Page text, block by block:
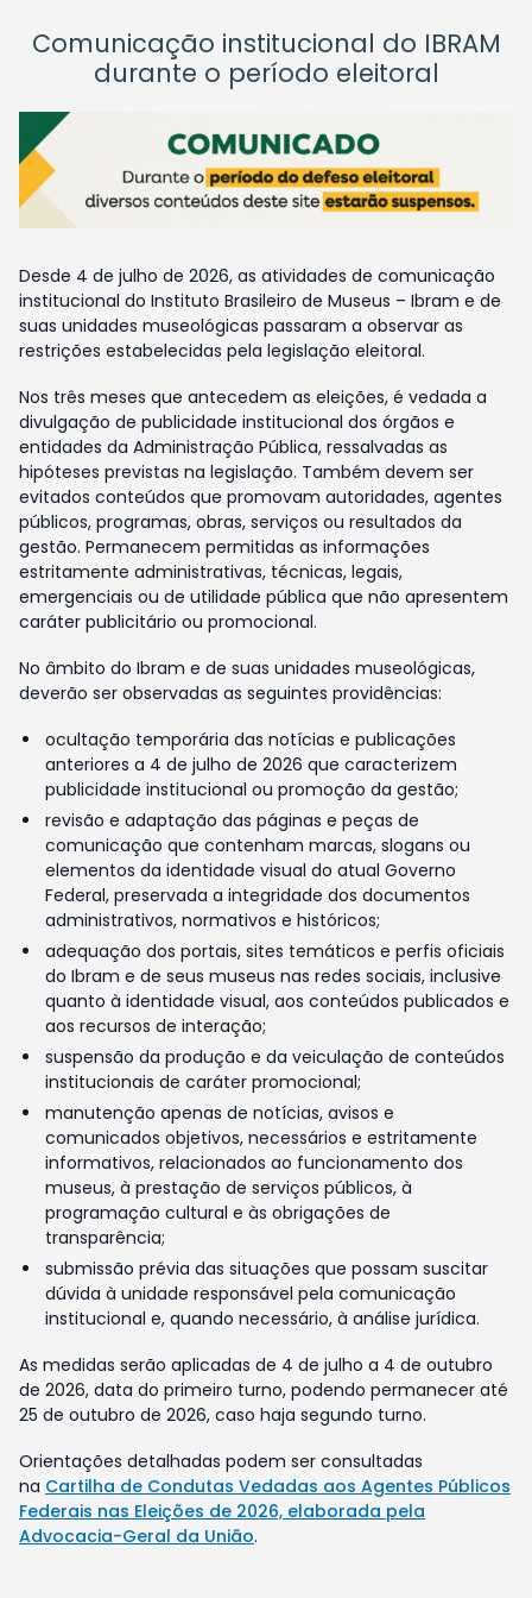
Comunicação institucional do IBRAM
durante o período eleitoral
Desde 4 de julho de 2026, as atividades de comunicação
institucional do Instituto Brasileiro de Museus – Ibram e de
suas unidades museológicas passaram a observar as
restrições estabelecidas pela legislação eleitoral.
Nos três meses que antecedem as eleições, é vedada a
divulgação de publicidade institucional dos órgãos e
entidades da Administração Pública, ressalvadas as
hipóteses previstas na legislação. Também devem ser
evitados conteúdos que promovam autoridades, agentes
públicos, programas, obras, serviços ou resultados da
gestão. Permanecem permitidas as informações
estritamente administrativas, técnicas, legais,
emergenciais ou de utilidade pública que não apresentem
caráter publicitário ou promocional.
No âmbito do Ibram e de suas unidades museológicas,
deverão ser observadas as seguintes providências:
ocultação temporária das notícias e publicações
anteriores a 4 de julho de 2026 que caracterizem
publicidade institucional ou promoção da gestão;
revisão e adaptação das páginas e peças de
comunicação que contenham marcas, slogans ou
elementos da identidade visual do atual Governo
Federal, preservada a integridade dos documentos
administrativos, normativos e históricos;
adequação dos portais, sites temáticos e perfis oficiais
do Ibram e de seus museus nas redes sociais, inclusive
quanto à identidade visual, aos conteúdos publicados e
aos recursos de interação;
suspensão da produção e da veiculação de conteúdos
institucionais de caráter promocional;
manutenção apenas de notícias, avisos e
comunicados objetivos, necessários e estritamente
informativos, relacionados ao funcionamento dos
museus, à prestação de serviços públicos, à
programação cultural e às obrigações de
transparência;
submissão prévia das situações que possam suscitar
dúvida à unidade responsável pela comunicação
institucional e, quando necessário, à análise jurídica.
As medidas serão aplicadas de 4 de julho a 4 de outubro
de 2026, data do primeiro turno, podendo permanecer até
25 de outubro de 2026, caso haja segundo turno.
Orientações detalhadas podem ser consultadas
na Cartilha de Condutas Vedadas aos Agentes Públicos
Federais nas Eleições de 2026, elaborada pela
Advocacia-Geral da União.